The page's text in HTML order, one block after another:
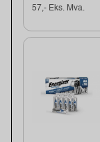
57,- Eks. Mva.